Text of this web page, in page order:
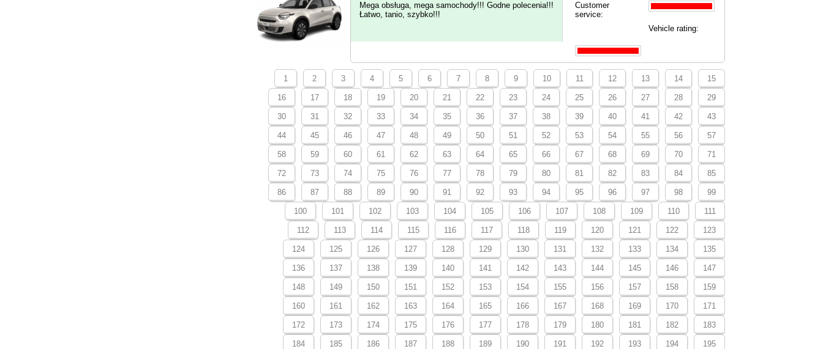
Mega obsługa, mega samochody!!! Godne polecenia!!!
Łatwo, tanio, szybko!!!
Customer
service:
Vehicle rating:
1 2 3 4 5 6 7 8 9 10 11 12 13 14 15
16 17 18 19 20 21 22 23 24 25 26 27 28 29
30 31 32 33 34 35 36 37 38 39 40 41 42 43
44 45 46 47 48 49 50 51 52 53 54 55 56 57
58 59 60 61 62 63 64 65 66 67 68 69 70 71
72 73 74 75 76 77 78 79 80 81 82 83 84 85
86 87 88 89 90 91 92 93 94 95 96 97 98 99
100 101 102 103 104 105 106 107 108 109 110 111
112 113 114 115 116 117 118 119 120 121 122 123
124 125 126 127 128 129 130 131 132 133 134 135
136 137 138 139 140 141 142 143 144 145 146 147
148 149 150 151 152 153 154 155 156 157 158 159
160 161 162 163 164 165 166 167 168 169 170 171
172 173 174 175 176 177 178 179 180 181 182 183
184 185 186 187 188 189 190 191 192 193 194 195